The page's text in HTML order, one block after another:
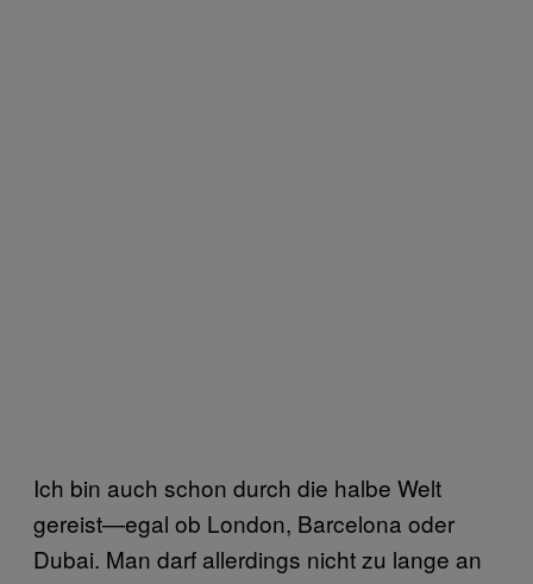
Ich bin auch schon durch die halbe Welt
gereist—egal ob London, Barcelona oder
Dubai. Man darf allerdings nicht zu lange an